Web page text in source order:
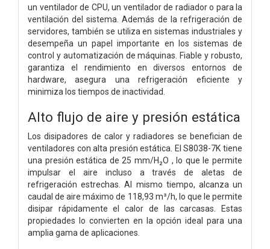
un ventilador de CPU, un ventilador de radiador o para la
ventilación del sistema. Además de la refrigeración de
servidores, también se utiliza en sistemas industriales y
desempeña un papel importante en los sistemas de
control y automatización de máquinas. Fiable y robusto,
garantiza el rendimiento en diversos entornos de
hardware, asegura una refrigeración eficiente y
minimiza los tiempos de inactividad.
Alto flujo de aire y presión estática
Los disipadores de calor y radiadores se benefician de
ventiladores con alta presión estática. El S8038-7K tiene
una presión estática de 25 mm/H₂O , lo que le permite
impulsar el aire incluso a través de aletas de
refrigeración estrechas. Al mismo tiempo, alcanza un
caudal de aire máximo de 118,93 m³/h, lo que le permite
disipar rápidamente el calor de las carcasas. Estas
propiedades lo convierten en la opción ideal para una
amplia gama de aplicaciones.